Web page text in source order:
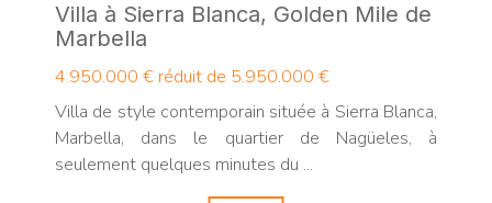
Villa à Sierra Blanca, Golden Mile de
Marbella
4.950.000 € réduit de 5.950.000 €
Villa de style contemporain située à Sierra Blanca,
Marbella, dans le quartier de Nagüeles, à
seulement quelques minutes du ...